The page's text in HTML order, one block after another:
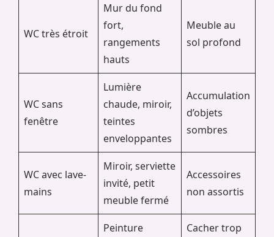
WC très étroit
Mur du fond
fort,
rangements
hauts
Meuble au
sol profond
WC sans
fenêtre
Lumière
chaude, miroir,
teintes
enveloppantes
Accumulation
d’objets
sombres
WC avec lave-
mains
Miroir, serviette
invité, petit
meuble fermé
Accessoires
non assortis
Peinture
Cacher trop